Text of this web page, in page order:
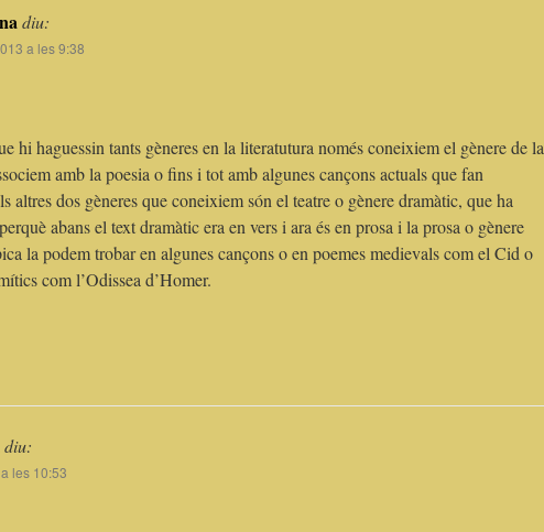
diu:
a les 9:38
hi haguessin tants gèneres en la literatutura només coneixiem el gènere de la
amb la poesia o fins i tot amb algunes cançons actuals que fan
altres dos gèneres que coneixiem són el teatre o gènere dramàtic, que ha
abans el text dramàtic era en vers i ara és en prosa i la prosa o gènere
la podem trobar en algunes cançons o en poemes medievals com el Cid o
com l’Odissea d’Homer.
diu:
les 10:53